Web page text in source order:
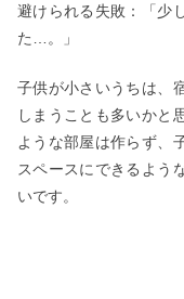
避けられる失敗：「少
た…。」
子供が小さいうちは、
しまうことも多いかと
ような部屋は作らず、
スペースにできるよう
いです。